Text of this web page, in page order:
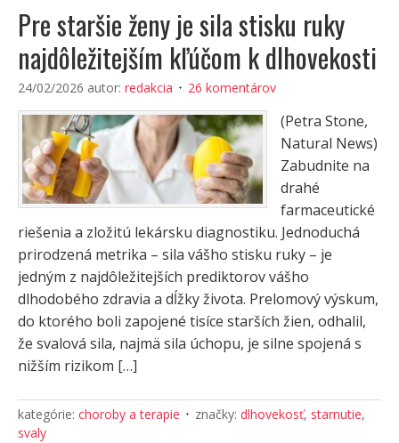
Pre staršie ženy je sila stisku ruky
najdôležitejším kľúčom k dlhovekosti
24/02/2026 autor: redakcia 26 komentárov
(Petra Stone,
Natural News)
Zabudnite na
drahé
farmaceutické
riešenia a zložitú lekársku diagnostiku. Jednoduchá
prirodzená metrika – sila vášho stisku ruky – je
jedným z najdôležitejších prediktorov vášho
dlhodobého zdravia a dĺžky života. Prelomový výskum,
do ktorého boli zapojené tisíce starších žien, odhalil,
že svalová sila, najmä sila úchopu, je silne spojená s
nižším rizikom […]
kategórie: choroby a terapie značky: dlhovekosť, starnutie,
svaly